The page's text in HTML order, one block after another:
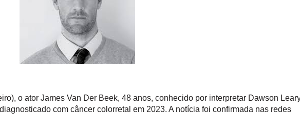
o ator James Van Der Beek, 48 anos, conhecido por interpretar Dawson
com câncer colorretal em 2023. A notícia foi confirmada nas redes